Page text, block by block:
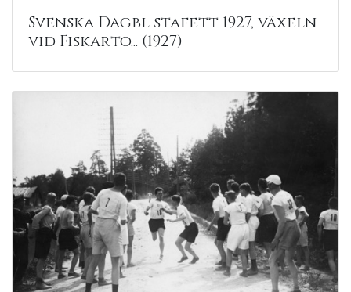
Svenska Dagbl stafett 1927, växeln
vid Fiskarto... (1927)